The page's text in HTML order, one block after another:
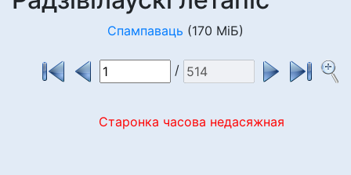
Спампаваць (170 МіБ)
/
Старонка часова недасяжная